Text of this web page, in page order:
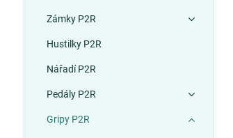
Zámky P2R
Hustilky P2R
Nářadí P2R
Pedály P2R
Gripy P2R